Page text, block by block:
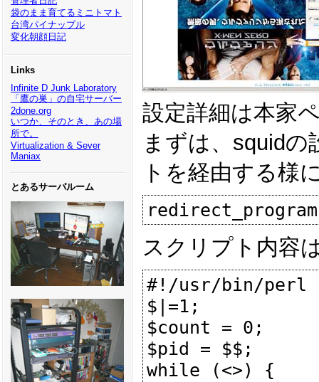
袋のまま育てるミニトマト
台湾パイナップル
変化朝顔日記
Links
Infinite D Junk Laboratory
「鷹の巣」の自宅サーバー
2done.org
いつか、そのとき、あの場
所で。
Virtualization & Sever
Maniax
とあるサーバルーム
設定詳細は本家
まずは、squid
トを経由する様
スクリプト内容
#!/usr/bin/perl
$|=1;
$count = 0;
$pid = $$;
while (<>) {